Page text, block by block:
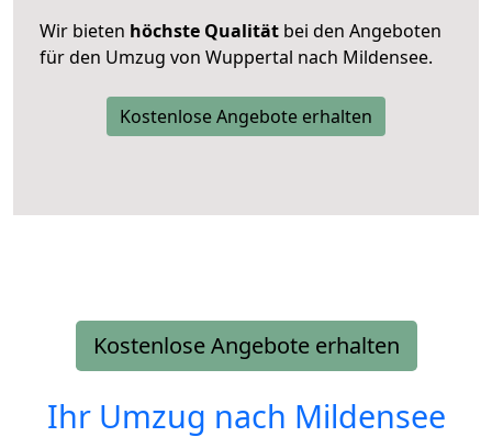
Wir bieten höchste Qualität bei den Angeboten
für den Umzug von Wuppertal nach Mildensee.
Kostenlose Angebote erhalten
Kostenlose Angebote erhalten
Ihr Umzug nach Mildensee